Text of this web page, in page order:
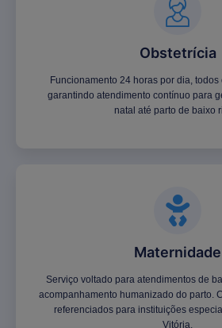
Obstetrícia
Funcionamento 24 horas por dia,
garantindo atendimento contínuo para
natal até parto de baixo
Maternidade
Serviço voltado para atendimentos de
acompanhamento humanizado do parto.
referenciados para instituições
Vitória.